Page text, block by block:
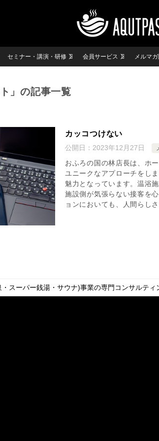
セミナー・講演・研修 会員サービス メルマ
」の記事一覧
カッコつけない
公開日： 2023年12月27日
おふろの国の林店長は、ホ
ユニークなアプローチをし
魅力となっています。温浴
施設側が気張らない接客を
ョンにおいても、人間らし
スーパー銭湯・サウナ)事業の専門コンサルティ